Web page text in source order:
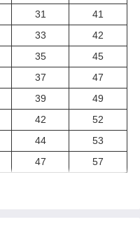
31
41
33
42
35
45
37
47
39
49
42
52
44
53
47 57